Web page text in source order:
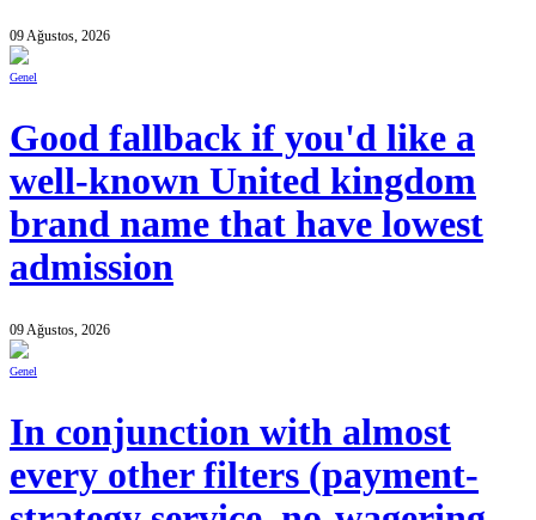
09 Ağustos, 2026
Genel
Good fallback if you'd like a
well-known United kingdom
brand name that have lowest
admission
09 Ağustos, 2026
Genel
In conjunction with almost
every other filters (payment-